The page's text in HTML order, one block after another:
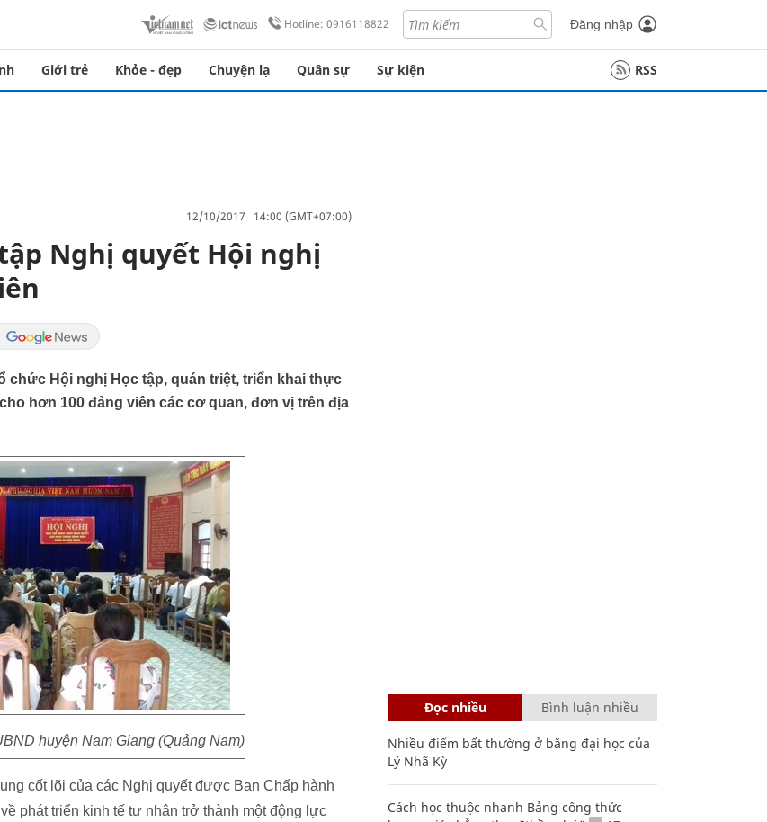
Hotline: 0916118822 Đăng nhập
Giới trẻ Khỏe - đẹp Chuyện lạ Quân sự Sự kiện RSS
12/10/2017 14:00 (GMT+07:00)
Nghị quyết Hội nghị
chức Hội nghị Học tập, quán triệt, triển khai thực
hơn 100 đảng viên các cơ quan, đơn vị trên địa
huyện Nam Giang (Quảng Nam)
cốt lõi của các Nghị quyết được Ban Chấp hành
phát triển kinh tế tư nhân trở thành một động lực
Đọc nhiều Bình luận nhiều
Nhiều điểm bất thường ở bằng đại học của
Lý Nhã Kỳ
Cách học thuộc nhanh Bảng công thức